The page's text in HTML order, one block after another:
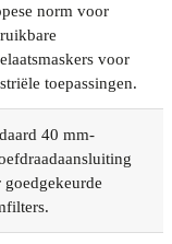
norm voor
voor
toepassingen.
40 mm-
goedgekeurde